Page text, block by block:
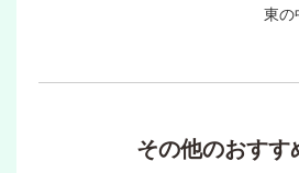
東の
その他のおすす